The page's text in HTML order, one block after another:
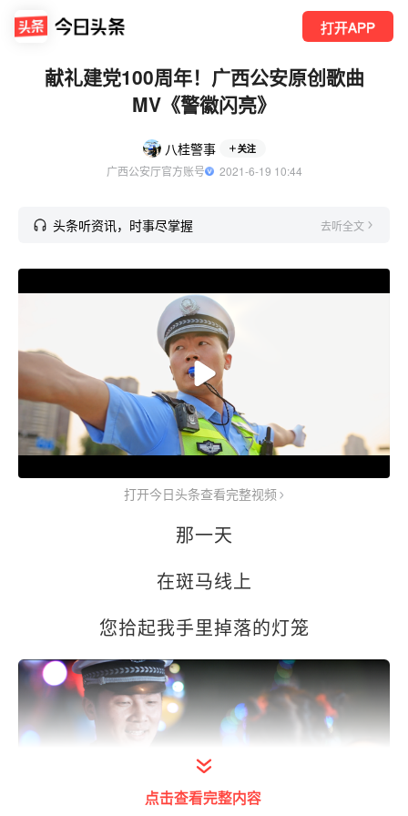
打开APP
献礼建党100周年！广西公安原创歌曲
MV《警徽闪亮》
八桂警事 关注
广西公安厅官方账号
  2021-6-19 10:44
头条听资讯，时事尽掌握 去听全文
打开今日头条查看完整视频
那一天
在斑马线上
您拾起我手里掉落的灯笼
点击查看完整内容